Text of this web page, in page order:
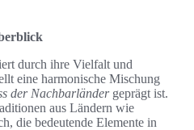
durch ihre Vielfalt und
eine harmonische Mischung
der Nachbarländergeprägt ist.
aus Ländern wie
die bedeutende Elemente in